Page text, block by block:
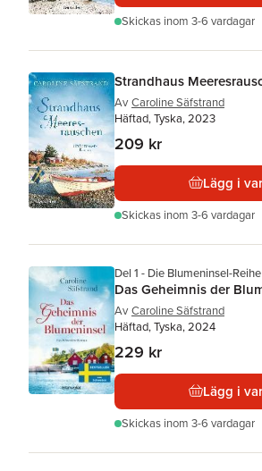
Skickas inom 3-6 vardagar
Strandhaus
Av Caroline Säfstrand
Häftad, Tyska, 2023
209 kr
Lägg i
Skickas inom 3-6 vardagar
Del 1 - Die Blumeninsel-Reihe
Das Geheimnis der
Av Caroline Säfstrand
Häftad, Tyska, 2024
229 kr
Lägg i
Skickas inom 3-6 vardagar